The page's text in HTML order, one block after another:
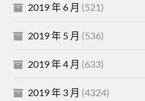
2019 年 6 月 (521)
2019 年 5 月 (536)
2019 年 4 月 (633)
2019 年 3 月 (4324)